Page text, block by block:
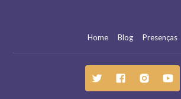
Fragmentos da Regra de Hugo de Digne
Fragmentos de Celano II
Home Blog Presenças